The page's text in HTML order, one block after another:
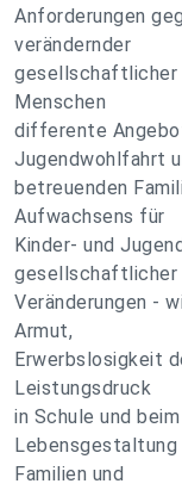
Anforderungen
verändernder
gesellschaftlicher
Menschen
differente
Jugendwohlfahrt
betreuenden
Aufwachsens für
Kinder- und
gesellschaftlicher
Veränderungen -
Armut,
Erwerbslosigkeit
Leistungsdruck
in Schule und
Lebensgestaltung
Familien und